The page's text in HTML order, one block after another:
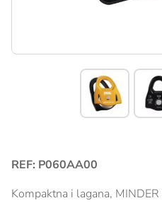
REF: P060AA00
Kompaktna i lagana,